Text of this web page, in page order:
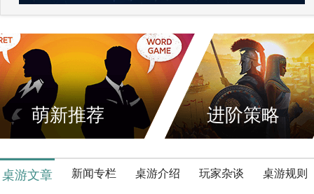
萌新推荐 进阶策略
桌游文章 新闻专栏 桌游介绍 玩家杂谈 桌游规则